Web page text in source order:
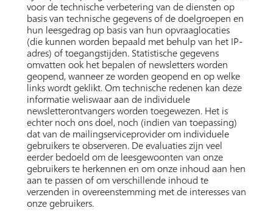
voor de technische verbetering van de diensten op
basis van technische gegevens of de doelgroepen en
hun leesgedrag op basis van hun opvraaglocaties
(die kunnen worden bepaald met behulp van het IP-
adres) of toegangstijden. Statistische gegevens
omvatten ook het bepalen of newsletters worden
geopend, wanneer ze worden geopend en op welke
links wordt geklikt. Om technische redenen kan deze
informatie weliswaar aan de individuele
newsletterontvangers worden toegewezen. Het is
echter noch ons doel, noch (indien van toepassing)
dat van de mailingserviceprovider om individuele
gebruikers te observeren. De evaluaties zijn veel
eerder bedoeld om de leesgewoonten van onze
gebruikers te herkennen en om onze inhoud aan hen
aan te passen of om verschillende inhoud te
verzenden in overeenstemming met de interesses van
onze gebruikers.